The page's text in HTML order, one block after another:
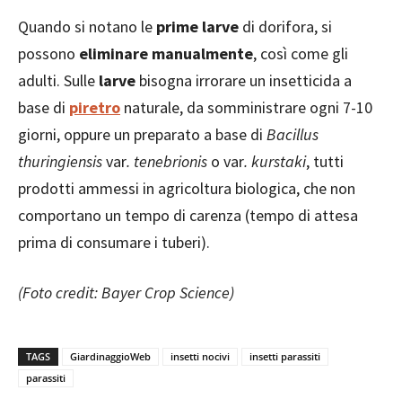
Quando si notano le prime larve di dorifora, si
possono eliminare manualmente, così come gli
adulti. Sulle larve bisogna irrorare un insetticida a
base di piretro naturale, da somministrare ogni 7-10
giorni, oppure un preparato a base di Bacillus
thuringiensisvar. tenebrionis o var. kurstaki, tutti
prodotti ammessi in agricoltura biologica, che non
comportano un tempo di carenza (tempo di attesa
prima di consumare i tuberi).
(Foto credit: Bayer Crop Science)
TAGS GiardinaggioWeb insetti nocivi
insetti parassiti
parassiti